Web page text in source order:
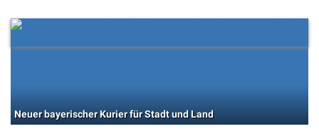
Neuer bayerischer Kurier für Stadt und Land